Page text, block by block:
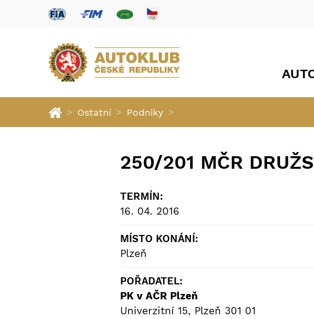
> Ostatní > Podniky >
250/201 MČR
TERMÍN:
16. 04. 2016
MÍSTO KONÁNÍ:
Plzeň
POŘADATEL:
PK v AČR Plzeň
Univerzitní 15, Plzeň 301 01